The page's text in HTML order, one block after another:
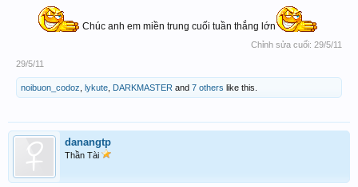
Chúc anh em miền trung cuối tuần thắng lớn
Chỉnh sửa cuối: 29/5/11
29/5/11
noibuon_codoz lykute DARKMASTER and 7 others like this.
danangtp
Thần Tài